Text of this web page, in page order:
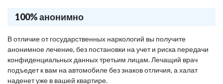
100% анонимно
В отличие от государственных наркологий вы получите
анонимное лечение, без постановки на учет и риска передачи
конфиденциальных данных третьим лицам. Лечащий врач
подъедет к вам на автомобиле без знаков отличия, а халат
наденет уже в вашей квартире.